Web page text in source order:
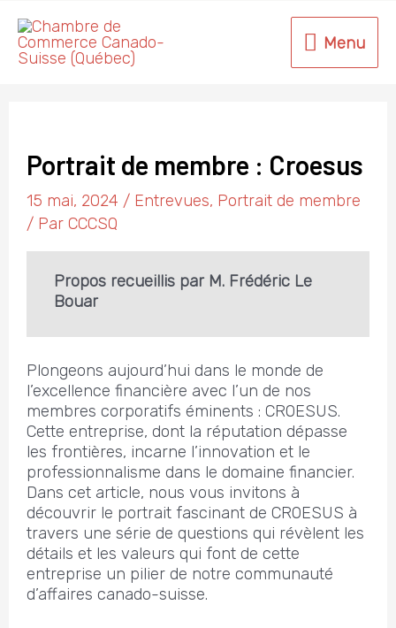
contenu
Menu
Menu
Portrait de membre : Croesus
15 mai, 2024 / Entrevues, Portrait de membre
/ Par CCCSQ
Propos recueillis par M. Frédéric Le
Bouar
Plongeons aujourd’hui dans le monde de
l’excellence financière avec l’un de nos
membres corporatifs éminents : CROESUS.
Cette entreprise, dont la réputation dépasse
les frontières, incarne l’innovation et le
professionnalisme dans le domaine financier.
Dans cet article, nous vous invitons à
découvrir le portrait fascinant de CROESUS à
travers une série de questions qui révèlent les
détails et les valeurs qui font de cette
entreprise un pilier de notre communauté
d’affaires canado-suisse.